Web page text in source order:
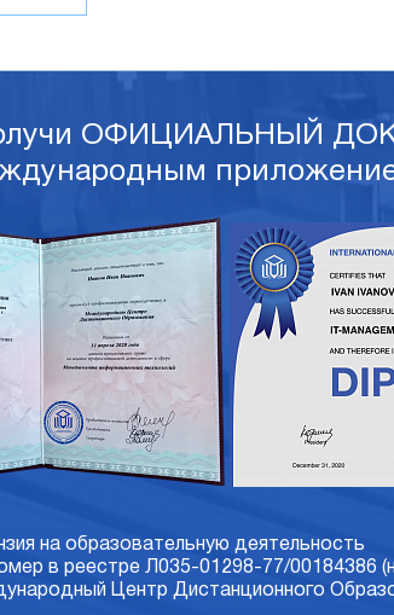
ОФИЦИАЛЬНЫЙ
на образовательную деятельность
в реестре Л035-01298-77/00184386
Центр Дистанционного